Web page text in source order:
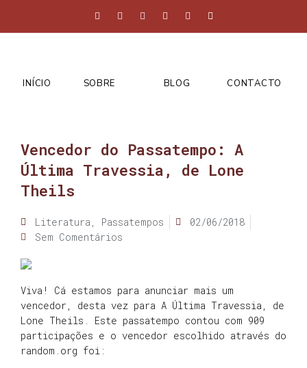
INÍCIO SOBRE BLOG CONTACTO
Vencedor do Passatempo: A
Última Travessia, de Lone
Theils
Literatura , Passatempos
02/06/2018
Sem Comentários
Viva! Cá estamos para anunciar mais um
vencedor, desta vez para A Última Travessia, de
Lone Theils. Este passatempo contou com 909
participações e o vencedor escolhido através do
random.org foi: